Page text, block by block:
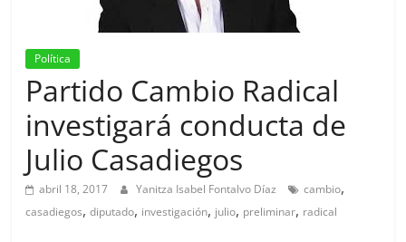
Política
Partido Cambio Radical
investigará conducta de
Julio Casadiegos
abril 18, 2017 Yanitza Isabel Fontalvo Díaz cambio,
casadiegos,diputado, investigación, julio, preliminar, radical